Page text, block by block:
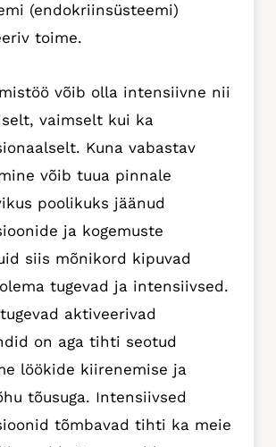
(endokriinsüsteemi)
toime.
võib olla intensiivne nii
vaimselt kui ka
Kuna vabastav
võib tuua pinnale
poolikuks jäänud
ja kogemuste
siis mõnikord kipuvad
tugevad ja intensiivsed.
aktiveerivad
on aga tihti seotud
löökide kiirenemise ja
tõusuga. Intensiivsed
tõmbavad tihti ka meie